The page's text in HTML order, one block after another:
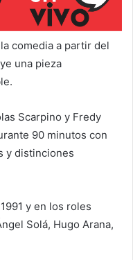
comedia a partir del
una pieza
Scarpino y Fredy
90 minutos con
y distinciones
y en los roles
Solá, Hugo Arana,